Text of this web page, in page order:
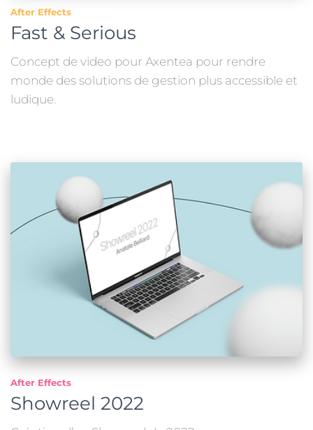
After Effects
Fast & Serious
Concept de video pour Axentea pour rendre
monde des solutions de gestion plus accessible et
ludique.
After Effects
Showreel 2022